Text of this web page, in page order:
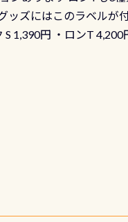
ッズにはこのラベル
1,390円 ・ロンT 4,200